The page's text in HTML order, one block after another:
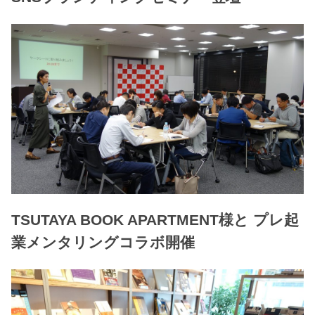
TSUTAYA BOOK APARTMENT様と プレ起
業メンタリングコラボ開催